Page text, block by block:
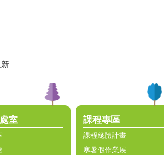
室 課程專區
課程總體計畫
寒暑假作業展